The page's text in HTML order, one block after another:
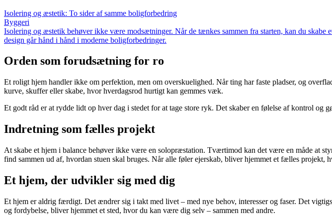
Isolering og æstetik: To sider af samme boligforbedring
Byggeri
Isolering og æstetik behøver ikke være modsætninger. Når de tænkes sammen fra starten, kan du
design går hånd i hånd i moderne boligforbedringer.
Orden som forudsætning for ro
Et roligt hjem handler ikke om perfektion, men om overskuelighed. Når ting har faste pladser, og
kurve, skuffer eller skabe, hvor hverdagsrod hurtigt kan gemmes væk.
Et godt råd er at rydde lidt op hver dag i stedet for at tage store ryk. Det skaber en følelse af kontrol og
Indretning som fælles projekt
At skabe et hjem i balance behøver ikke være en solopræstation. Tværtimod kan det være en måde at
find sammen ud af, hvordan stuen skal bruges. Når alle føler ejerskab, bliver hjemmet et fælles projekt,
Et hjem, der udvikler sig med dig
Et hjem er aldrig færdigt. Det ændrer sig i takt med livet – med nye behov, interesser og faser. Det
og fordybelse, bliver hjemmet et sted, hvor du kan være dig selv – sammen med andre.